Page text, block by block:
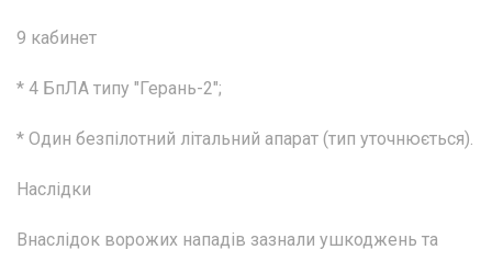
9 кабинет
* 4 БпЛА типу "Герань-2";
* Один безпілотний літальний апарат (тип уточнюється).
Наслідки
Внаслідок ворожих нападів зазнали ушкоджень та